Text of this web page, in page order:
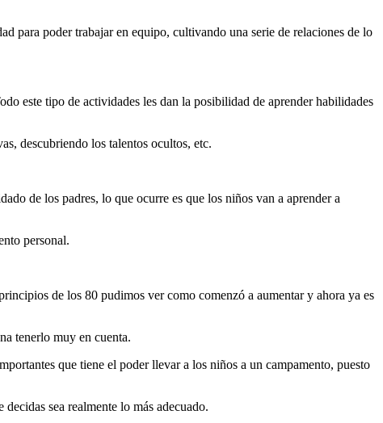
para poder trabajar en equipo, cultivando una serie de relaciones de lo
este tipo de actividades les dan la posibilidad de aprender habilidades
descubriendo los talentos ocultos, etc.
de los padres, lo que ocurre es que los niños van a aprender a
personal.
de los 80 pudimos ver como comenzó a aumentar y ahora ya es
tenerlo muy en cuenta.
que tiene el poder llevar a los niños a un campamento, puesto
sea realmente lo más adecuado.